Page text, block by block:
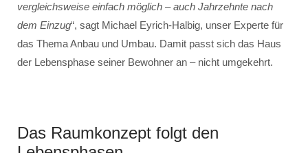
vergleichsweise einfach möglich – auch Jahrzehnte nach
dem Einzug“, sagt Michael Eyrich-Halbig, unser Experte für
das Thema Anbau und Umbau. Damit passt sich das Haus
der Lebensphase seiner Bewohner an – nicht umgekehrt.
Das Raumkonzept folgt den